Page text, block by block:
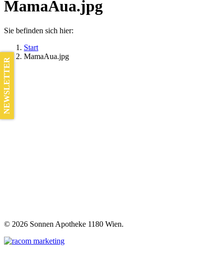
MamaAua.jpg
Sie befinden sich hier:
Start
MamaAua.jpg
© 2026 Sonnen Apotheke 1180 Wien.
NEWSLETTER